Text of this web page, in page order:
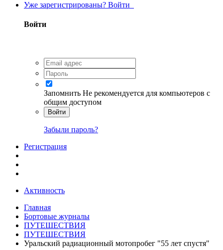
Уже зарегистрированы? Войти
Войти
Запомнить Не рекомендуется для компьютеров с
общим доступом
Войти
Забыли пароль?
Регистрация
Активность
Главная
Бортовые журналы
ПУТЕШЕСТВИЯ
ПУТЕШЕСТВИЯ
Уральский радиационный мотопробег "55 лет спустя"